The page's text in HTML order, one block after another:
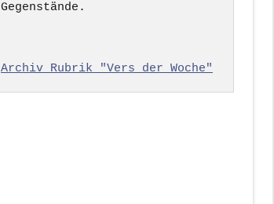
Gegenstände.
Archiv Rubrik "Vers der Woche"